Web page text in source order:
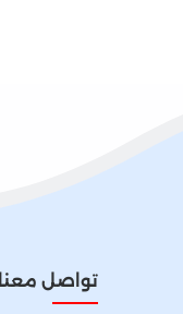
تواصل معنا